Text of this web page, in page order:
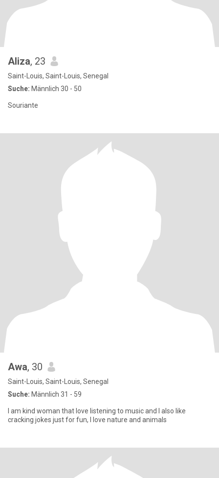
Aliza, 23
Saint-Louis, Saint-Louis, Senegal
Suche: Männlich 30 - 50
Souriante
Awa, 30
Saint-Louis, Saint-Louis, Senegal
Suche: Männlich 31 - 59
I am kind woman that love listening to music and I also like
cracking jokes just for fun, I love nature and animals